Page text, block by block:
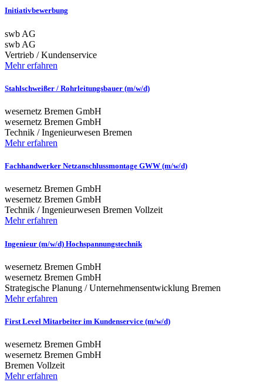
Initiativbewerbung
swb AG
swb AG
Vertrieb / Kundenservice
Mehr erfahren
Stahlschweißer / Rohrleitungsbauer (m/w/d)
wesernetz Bremen GmbH
wesernetz Bremen GmbH
Technik / Ingenieurwesen Bremen
Mehr erfahren
Fachhandwerker Netzanschlussmontage GWW (m/w/d)
wesernetz Bremen GmbH
wesernetz Bremen GmbH
Technik / Ingenieurwesen Bremen Vollzeit
Mehr erfahren
Ingenieur (m/w/d) Hochspannungstechnik
wesernetz Bremen GmbH
wesernetz Bremen GmbH
Strategische Planung / Unternehmensentwicklung Bremen
Mehr erfahren
First Level Mitarbeiter im Kundenservice (m/w/d)
wesernetz Bremen GmbH
wesernetz Bremen GmbH
Bremen Vollzeit
Mehr erfahren